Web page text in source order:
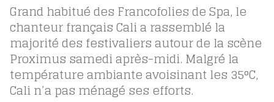
Grand habitué des Francofolies de Spa, le
chanteur français Cali a rassemblé la
majorité des festivaliers autour de la scène
Proximus samedi après-midi. Malgré la
température ambiante avoisinant les 35°C,
Cali n’a pas ménagé ses efforts.